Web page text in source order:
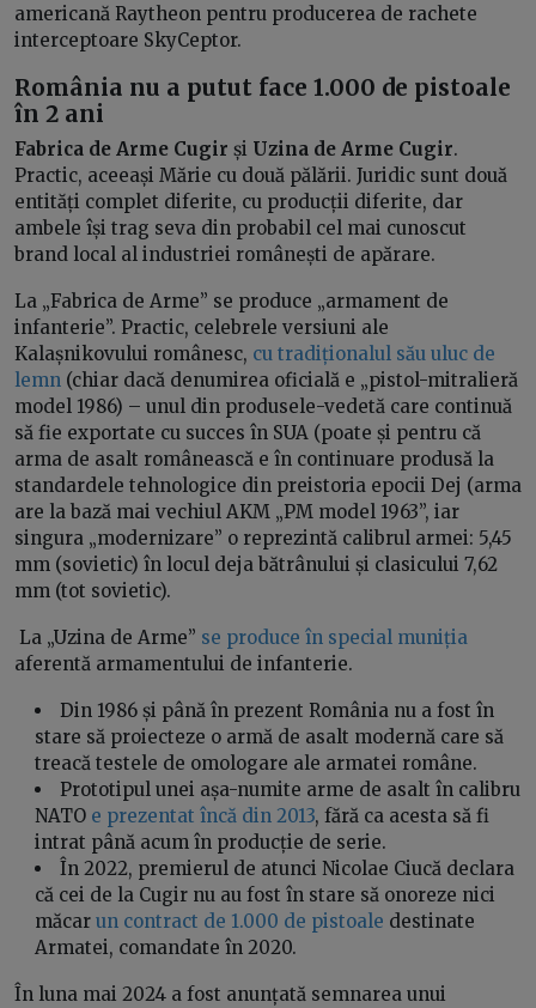
americană Raytheon pentru producerea de rachete
interceptoare SkyCeptor.
România nu a putut face 1.000 de pistoale
în 2 ani
Fabrica de Arme Cugir și Uzina de Arme Cugir.
Practic, aceeași Mărie cu două pălării. Juridic sunt două
entități complet diferite, cu producții diferite, dar
ambele își trag seva din probabil cel mai cunoscut
brand local al industriei românești de apărare.
La „Fabrica de Arme” se produce „armament de
infanterie”. Practic, celebrele versiuni ale
Kalașnikovului românesc, cu tradiționalul său uluc de
lemn (chiar dacă denumirea oficială e „pistol-mitralieră
model 1986) – unul din produsele-vedetă care continuă
să fie exportate cu succes în SUA (poate și pentru că
arma de asalt românească e în continuare produsă la
standardele tehnologice din preistoria epocii Dej (arma
are la bază mai vechiul AKM „PM model 1963”, iar
singura „modernizare” o reprezintă calibrul armei: 5,45
mm (sovietic) în locul deja bătrânului și clasicului 7,62
mm (tot sovietic).
La „Uzina de Arme” se produce în special muniția
aferentă armamentului de infanterie.
Din 1986 și până în prezent România nu a fost în
stare să proiecteze o armă de asalt modernă care să
treacă testele de omologare ale armatei române.
Prototipul unei așa-numite arme de asalt în calibru
NATO e prezentat încă din 2013, fără ca acesta să fi
intrat până acum în producție de serie.
În 2022, premierul de atunci Nicolae Ciucă declara
că cei de la Cugir nu au fost în stare să onoreze nici
măcar un contract de 1.000 de pistoale destinate
Armatei, comandate în 2020.
În luna mai 2024 a fost anunțată semnarea unui